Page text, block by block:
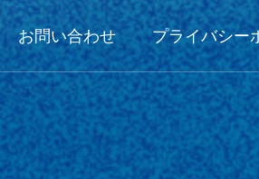
お問い合わせ プライバシー